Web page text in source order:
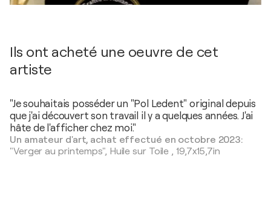
Ils ont acheté une oeuvre de cet
artiste
"Je souhaitais posséder un "Pol Ledent" original depuis
que j'ai découvert son travail il y a quelques années. J'ai
hâte de l'afficher chez moi."
Un amateur d'art, achat effectué en octobre 2023:
"Verger au printemps", Huile sur Toile , 19,7x15,7in